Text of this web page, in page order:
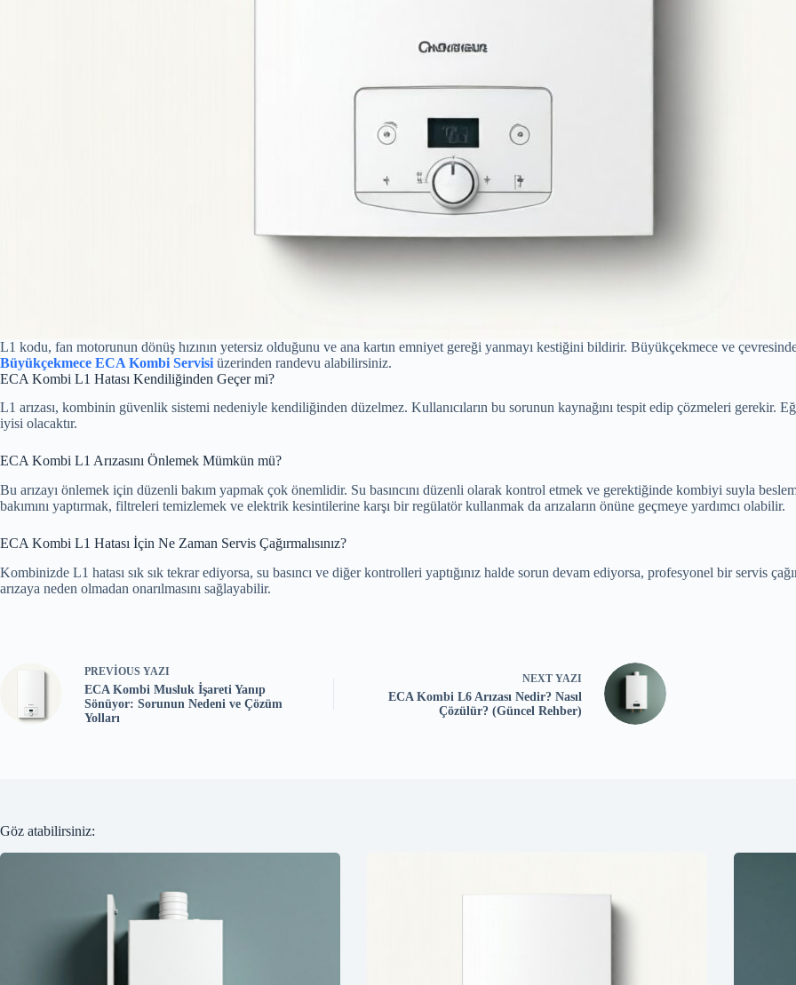
L1 kodu, fan motorunun dönüş hızının yetersiz olduğunu ve ana kartın emniyet gereği yanmayı kestiğini bildirir. Büyükçekmece ve
Büyükçekmece ECA Kombi Servisi üzerinden randevu alabilirsiniz.
ECA Kombi L1 Hatası Kendiliğinden Geçer mi?
L1 arızası, kombinin güvenlik sistemi nedeniyle kendiliğinden düzelmez. Kullanıcıların bu sorunun kaynağını tespit edip çözmeleri gerekir.
iyisi olacaktır.
ECA Kombi L1 Arızasını Önlemek Mümkün mü?
Bu arızayı önlemek için düzenli bakım yapmak çok önemlidir. Su basıncını düzenli olarak kontrol etmek ve gerektiğinde kombiyi suyla
bakımını yaptırmak, filtreleri temizlemek ve elektrik kesintilerine karşı bir regülatör kullanmak da arızaların önüne geçmeye yardımcı olabilir.
ECA Kombi L1 Hatası İçin Ne Zaman Servis Çağırmalısınız?
Kombinizde L1 hatası sık sık tekrar ediyorsa, su basıncı ve diğer kontrolleri yaptığınız halde sorun devam ediyorsa, profesyonel bir servis
arızaya neden olmadan onarılmasını sağlayabilir.
PREVIOUS YAZI
ECA Kombi Musluk İşareti Yanıp
Sönüyor: Sorunun Nedeni ve Çözüm
Yolları
NEXT YAZI
ECA Kombi L6 Arızası Nedir? Nasıl
Çözülür? (Güncel Rehber)
Göz atabilirsiniz: